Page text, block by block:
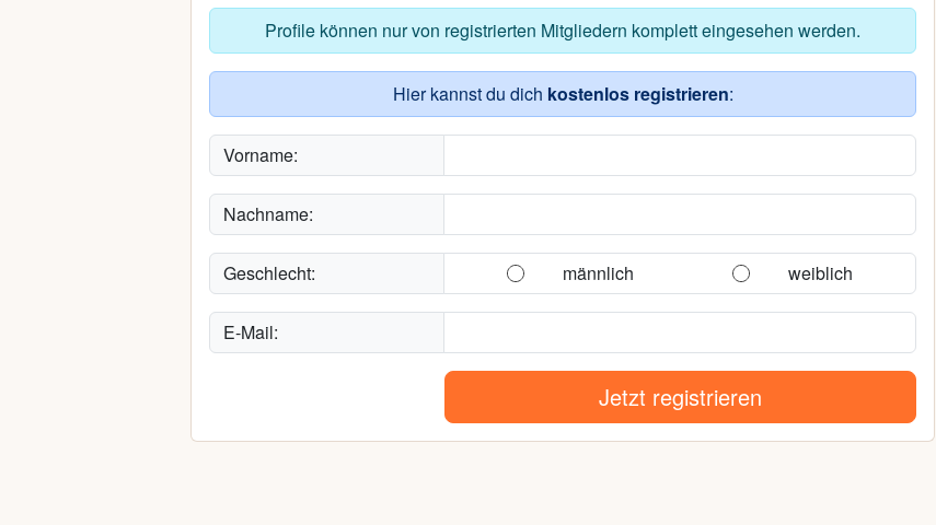
Profile können nur von registrierten Mitgliedern komplett eingesehen werden.
Hier kannst du dich kostenlos registrieren:
Vorname:
Nachname:
Geschlecht: männlich weiblich
E-Mail:
Jetzt registrieren
Nicole J.
42, Saal bei Ribnitz-Damgarten